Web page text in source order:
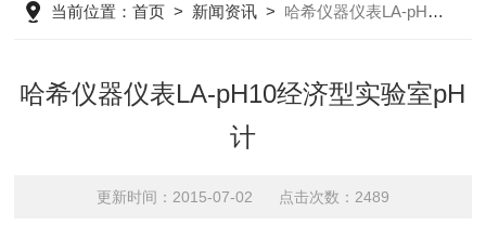
当前位置：首页 > 新闻资讯 > 哈希仪器仪表LA-pH10经济型实验室pH计
哈希仪器仪表LA-pH10经济型实验室pH
计
更新时间：2015-07-02 点击次数：2489